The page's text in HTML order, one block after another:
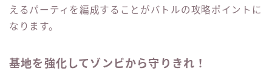
えるパーティを編成することがバトルの攻略ポイントに
なります。
基地を強化してゾンビから守りきれ！